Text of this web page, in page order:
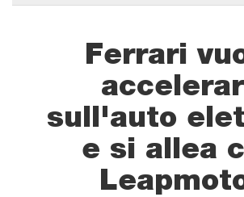
Ferrari
sull'auto
e si allea